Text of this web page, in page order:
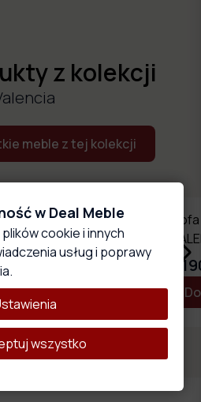
z kolekcji
meble z tej kolekcji
Chesterfield
w Deal Meble
cookie i innych
usług i poprawy
wszystko